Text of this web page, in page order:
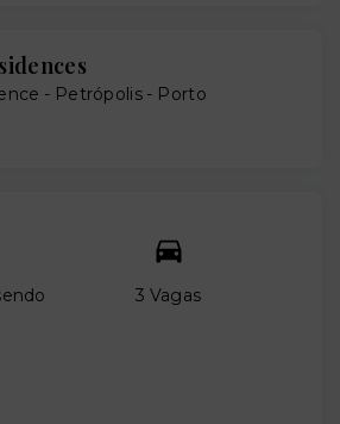
- Petrópolis - Porto
3 Vagas